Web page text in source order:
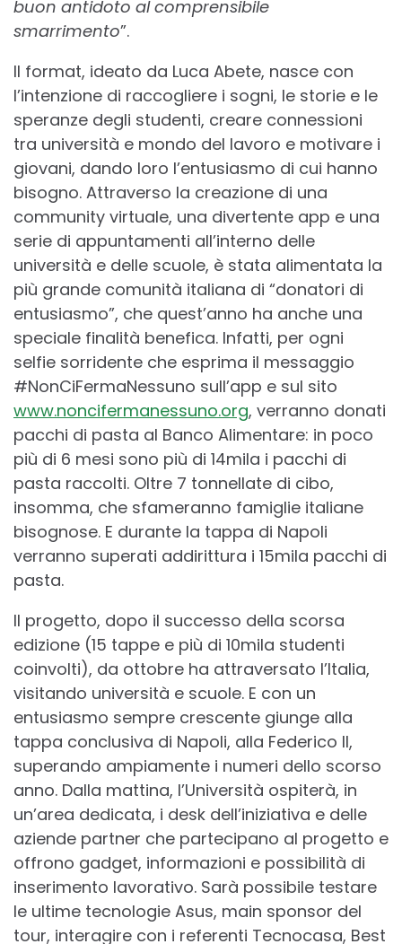
buon antidoto al comprensibile
smarrimento”.
Il format, ideato da Luca Abete, nasce con
l’intenzione di raccogliere i sogni, le storie e le
speranze degli studenti, creare connessioni
tra università e mondo del lavoro e motivare i
giovani, dando loro l’entusiasmo di cui hanno
bisogno. Attraverso la creazione di una
community virtuale, una divertente app e una
serie di appuntamenti all’interno delle
università e delle scuole, è stata alimentata la
più grande comunità italiana di “donatori di
entusiasmo”, che quest’anno ha anche una
speciale finalità benefica. Infatti, per ogni
selfie sorridente che esprima il messaggio
#NonCiFermaNessuno sull’app e sul sito
www.noncifermanessuno.org, verranno donati
pacchi di pasta al Banco Alimentare: in poco
più di 6 mesi sono più di 14mila i pacchi di
pasta raccolti. Oltre 7 tonnellate di cibo,
insomma, che sfameranno famiglie italiane
bisognose. E durante la tappa di Napoli
verranno superati addirittura i 15mila pacchi di
pasta.
Il progetto, dopo il successo della scorsa
edizione (15 tappe e più di 10mila studenti
coinvolti), da ottobre ha attraversato l’Italia,
visitando università e scuole. E con un
entusiasmo sempre crescente giunge alla
tappa conclusiva di Napoli, alla Federico II,
superando ampiamente i numeri dello scorso
anno. Dalla mattina, l’Università ospiterà, in
un’area dedicata, i desk dell’iniziativa e delle
aziende partner che partecipano al progetto e
offrono gadget, informazioni e possibilità di
inserimento lavorativo. Sarà possibile testare
le ultime tecnologie Asus, main sponsor del
tour, interagire con i referenti Tecnocasa, Best